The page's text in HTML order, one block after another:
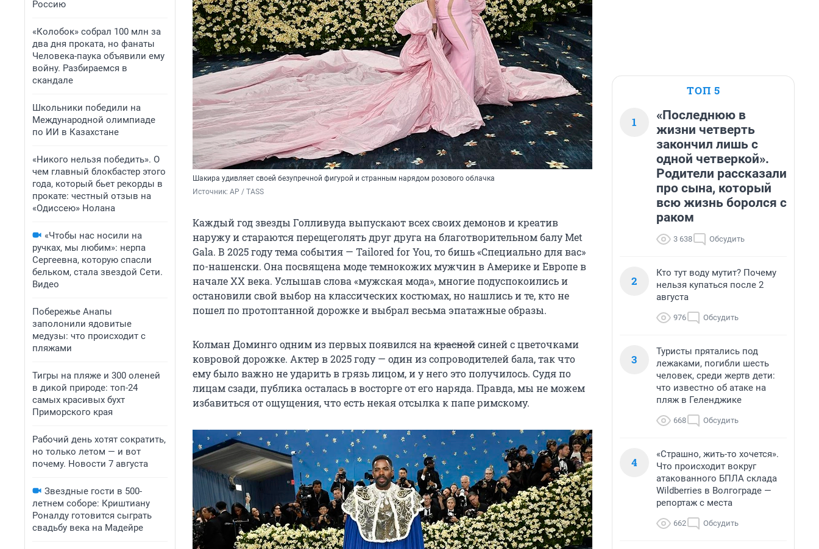
Россию
«Колобок» собрал 100 млн за
два дня проката, но фанаты
Человека-паука объявили ему
войну. Разбираемся в
скандале
Школьники победили на
Международной олимпиаде
по ИИ в Казахстане
«Никого нельзя победить». О
чем главный блокбастер этого
года, который бьет рекорды в
прокате: честный отзыв на
«Одиссею» Нолана
«Чтобы нас носили на
ручках, мы любим»: нерпа
Сергеевна, которую спасли
бельком, стала звездой Сети.
Видео
Побережье Анапы
заполонили ядовитые
медузы: что происходит с
пляжами
Тигры на пляже и 300 оленей
в дикой природе: топ-24
самых красивых бухт
Приморского края
Рабочий день хотят сократить,
но только летом — и вот
почему. Новости 7 августа
Звездные гости в 500-
летнем соборе: Криштиану
Роналду готовится сыграть
свадьбу века на Мадейре
Шакира удивляет своей безупречной фигурой и странным нарядом розового облачка
Источник: AP / TASS
Каждый год звезды Голливуда выпускают всех своих демонов и креатив
наружу и стараются перещеголять друг друга на благотворительном балу Met
Gala. В 2025 году тема события — Tailored for You, то бишь «Специально для вас»
по-нашенски. Она посвящена моде темнокожих мужчин в Америке и Европе в
начале XX века. Услышав слова «мужская мода», многие подуспокоились и
остановили свой выбор на классических костюмах, но нашлись и те, кто не
пошел по протоптанной дорожке и выбрал весьма эпатажные образы.
Колман Доминго одним из первых появился на краснойсиней с цветочками
ковровой дорожке. Актер в 2025 году — один из сопроводителей бала, так что
ему было важно не ударить в грязь лицом, и у него это получилось. Судя по
лицам сзади, публика осталась в восторге от его наряда. Правда, мы не можем
избавиться от ощущения, что есть некая отсылка к папе римскому.
ТОП 5
1
«Последнюю в
жизни четверть
закончил лишь с
одной четверкой».
Родители рассказали
про сына, который
всю жизнь боролся с
раком
3 638 Обсудить
2
Кто тут воду мутит? Почему
нельзя купаться после 2
августа
976 Обсудить
3
Туристы прятались под
лежаками, погибли шесть
человек, среди жертв дети:
что известно об атаке на
пляж в Геленджике
668 Обсудить
4
«Страшно, жить-то хочется».
Что происходит вокруг
атакованного БПЛА склада
Wildberries в Волгограде —
репортаж с места
662 Обсудить